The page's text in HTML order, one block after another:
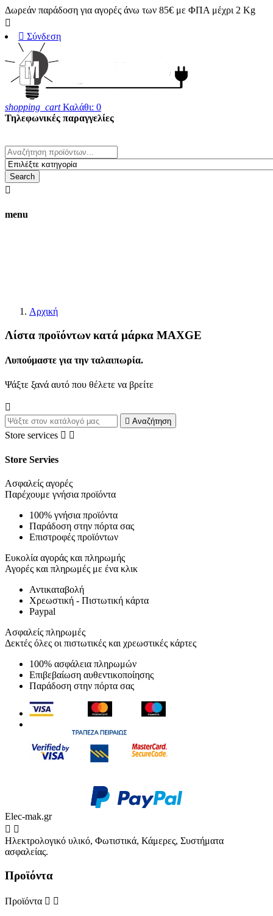
Δωρεάν παράδοση για αγορές άνω των 85€ με ΦΠΑ μέχρι 2 Kg

 Σύνδεση
shopping_cart Καλάθι: 0
Τηλεφωνικές παραγγελίες
Search

menu
Αρχική
Λίστα προϊόντων κατά μάρκα MAXGE
Λυπούμαστε για την ταλαιπωρία.
Ψάξτε ξανά αυτό που θέλετε να βρείτε

 Αναζήτηση
Store services  
Store Servies
Ασφαλείς αγορές
Παρέχουμε γνήσια προϊόντα
100% γνήσια προϊόντα
Παράδοση στην πόρτα σας
Επιστροφές προϊόντων
Ευκολία αγοράς και πληρωμής
Αγορές και πληρωμές με ένα κλικ
Αντικαταβολή
Χρεωστική - Πιστωτική κάρτα
Paypal
Ασφαλείς πληρωμές
Δεκτές όλες οι πιστωτικές και χρεωστικές κάρτες
100% ασφάλεια πληρωμών
Επιβεβαίωση αυθεντικοποίησης
Παράδοση στην πόρτα σας
Elec-mak.gr
 
Ηλεκτρολογικό υλικό, Φωτιστικά, Κάμερες, Συστήματα
ασφαλείας.
Προϊόντα
Προϊόντα  